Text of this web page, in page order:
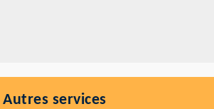
Autres services